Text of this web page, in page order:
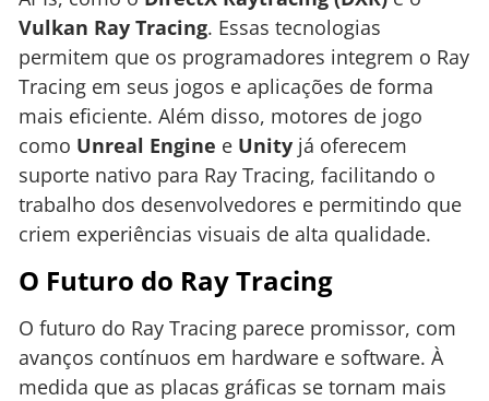
Vulkan Ray Tracing. Essas tecnologias
permitem que os programadores integrem o Ray
Tracing em seus jogos e aplicações de forma
mais eficiente. Além disso, motores de jogo
como Unreal Engine e Unity já oferecem
suporte nativo para Ray Tracing, facilitando o
trabalho dos desenvolvedores e permitindo que
criem experiências visuais de alta qualidade.
O Futuro do Ray Tracing
O futuro do Ray Tracing parece promissor, com
avanços contínuos em hardware e software. À
medida que as placas gráficas se tornam mais